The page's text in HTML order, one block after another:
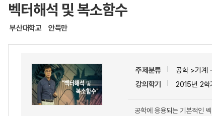
벡터해석 및 복소함수
부산대학교 안득만
주제분류
공학 >기계
강의학기
2015년 2학
공학에 응용되는 기본적인